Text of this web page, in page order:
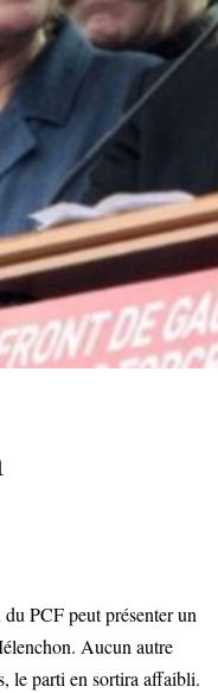
PCF peut présenter un
Aucun autre
le parti en sortira affaibli.